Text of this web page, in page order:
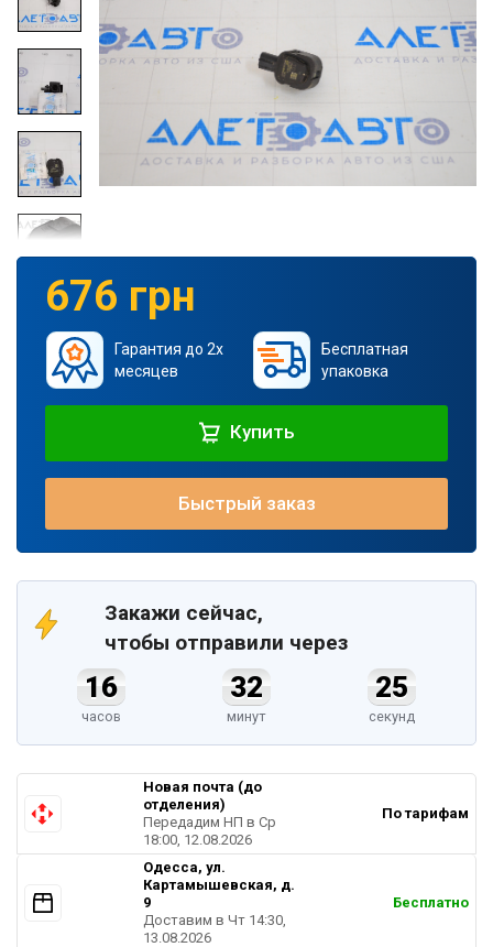
676 грн
Гарантия до 2х
месяцев
Бесплатная
упаковка
Купить
Быстрый заказ
Закажи сейчас,
чтобы отправили через
16
часов
32
минут
25
секунд
Новая почта (до
отделения)
Передадим НП в Ср
18:00, 12.08.2026
По тарифам
Одесса, ул.
Картамышевская, д.
9
Доставим в Чт 14:30,
13.08.2026
Бесплатно